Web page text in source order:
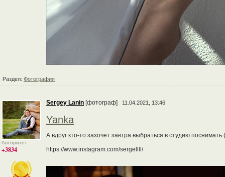
Раздел: Фотография
Авторитет
+3834
Sergey Lanin [фотограф] 11.04.2021, 13:46
Yanka
А вдруг кто-то захочет завтра выбраться в студию
https://www.instagram.com/sergellll/